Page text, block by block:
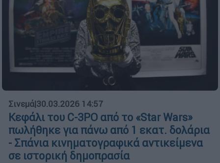
Σινεμά|30.03.2026 14:57
Κεφάλι του C-3PO από το «Star Wars»
πωλήθηκε για πάνω από 1 εκατ. δολάρια
- Σπάνια κινηματογραφικά αντικείμενα
σε ιστορική δημοπρασία